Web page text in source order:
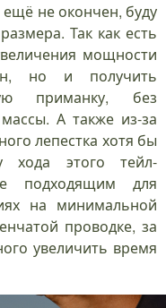
не окончен, буду
Так как есть
мощности
но и получить
приманку, без
А также из-за
лепестка хотя бы
хода этого тейл-
подходящим для
на минимальной
проводке, за
увеличить время